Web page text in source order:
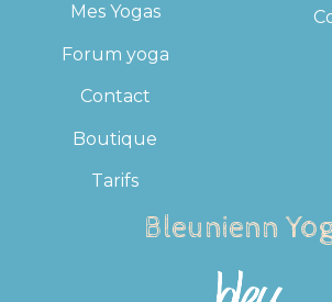
Mes Yogas
Forum yoga
Contact
Boutique
Tarifs
Bleunienn